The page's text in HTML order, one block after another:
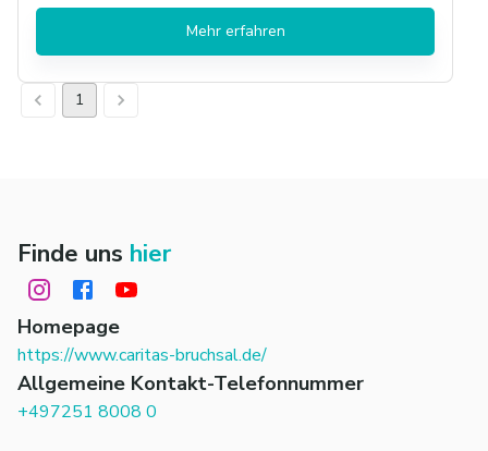
Mehr erfahren
1
Finde uns hier
Homepage
https://www.caritas-bruchsal.de/
Allgemeine Kontakt-Telefonnummer
+497251 8008 0